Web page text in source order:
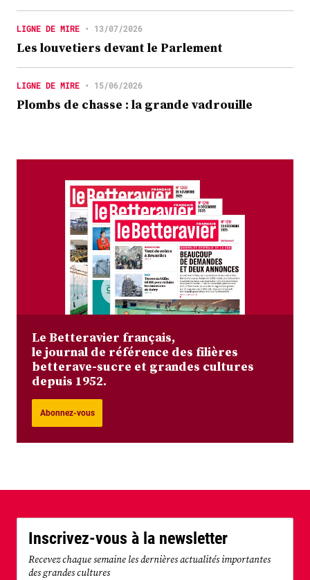
LIGNE DE MIRE • 13/07/2026
Les louvetiers devant le Parlement
LIGNE DE MIRE • 15/06/2026
Plombs de chasse : la grande vadrouille
Le Betteravier français,
le journal de référence des filières
betterave-sucre et grandes cultures
depuis 1952.
Abonnez-vous
Inscrivez-vous à la newsletter
Recevez chaque semaine les dernières actualités importantes
des grandes cultures